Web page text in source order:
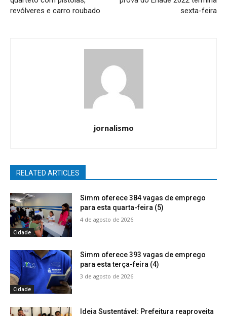
revólveres e carro roubado
sexta-feira
jornalismo
RELATED ARTICLES
Cidade
Simm oferece 384 vagas de emprego
para esta quarta-feira (5)
4 de agosto de 2026
Cidade
Simm oferece 393 vagas de emprego
para esta terça-feira (4)
3 de agosto de 2026
Ideia Sustentável: Prefeitura reaproveita